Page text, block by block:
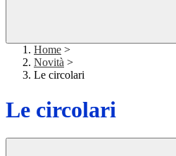
Home >
Novità >
Le circolari
Le circolari